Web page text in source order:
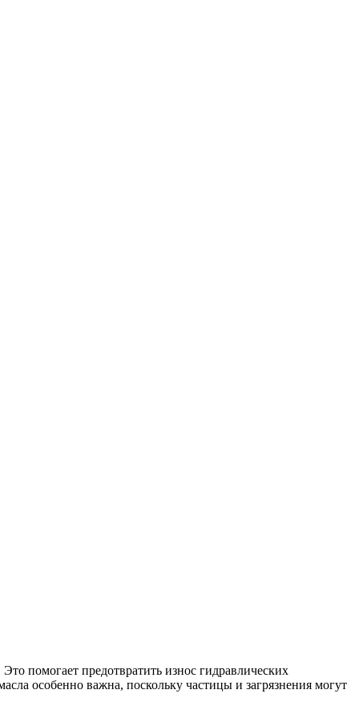
помогает предотвратить износ гидравлических
особенно важна, поскольку частицы и загрязнения могут